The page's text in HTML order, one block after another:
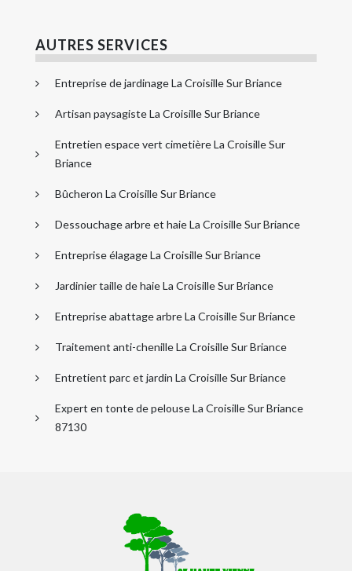
AUTRES SERVICES
Entreprise de jardinage La Croisille Sur Briance
Artisan paysagiste La Croisille Sur Briance
Entretien espace vert cimetière La Croisille Sur
Briance
Bûcheron La Croisille Sur Briance
Dessouchage arbre et haie La Croisille Sur Briance
Entreprise élagage La Croisille Sur Briance
Jardinier taille de haie La Croisille Sur Briance
Entreprise abattage arbre La Croisille Sur Briance
Traitement anti-chenille La Croisille Sur Briance
Entretient parc et jardin La Croisille Sur Briance
Expert en tonte de pelouse La Croisille Sur Briance
87130